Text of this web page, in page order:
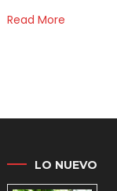
Read More
LO NUEVO